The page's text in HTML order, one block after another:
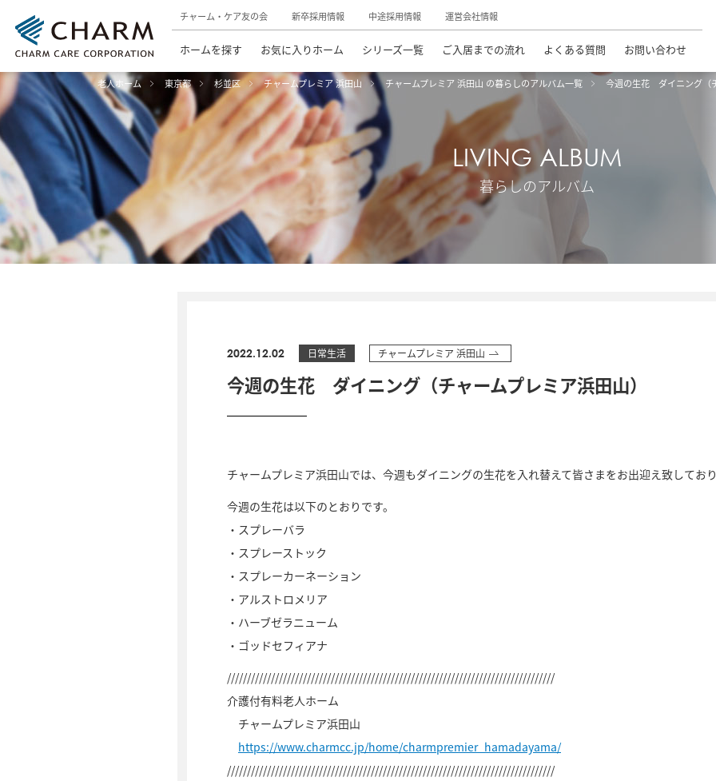
チャーム・ケア友の会 新卒採用情報 中途採用情報 運営会社情報
ホームを探す お気に入りホーム シリーズ一覧 ご入居までの流れ よくある質問 お問い合わせ
老人ホーム 東京都 杉並区 チャームプレミア 浜田山 チャームプレミア 浜田山 の暮らしのアルバム一覧 今週の生花 ダイニング（
LIVING ALBUM
暮らしのアルバム
2022.12.02 日常生活 チャームプレミア 浜田山
今週の生花 ダイニング（チャームプレミア浜田山）
チャームプレミア浜田山では、今週もダイニングの生花を入れ替えて皆さまをお出迎え致してお
今週の生花は以下のとおりです。
・スプレーバラ
・スプレーストック
・スプレーカーネーション
・アルストロメリア
・ハーブゼラニューム
・ゴッドセフィアナ
//////////////////////////////////////////////////////////////////////////////////
介護付有料老人ホーム
チャームプレミア浜田山
https://www.charmcc.jp/home/charmpremier_hamadayama/
//////////////////////////////////////////////////////////////////////////////////